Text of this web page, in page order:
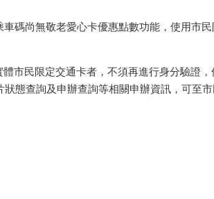
車碼尚無敬老愛心卡優惠點數功能，使用市
市民限定交通卡者，不須再進行身分驗證
態查詢及申辦查詢等相關申辦資訊，可至